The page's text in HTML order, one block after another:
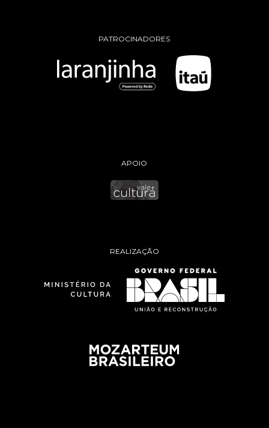
PATROCINADORES
APOIO
REALIZAÇÃO